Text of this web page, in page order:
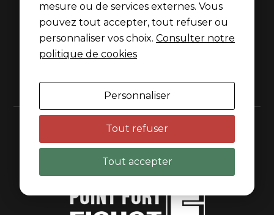
04 37 70 62 55
contact@axxess-fermetures.com
Horaires
Dépannage 7j/7 sur appel
mesure ou de services externes. Vous
pouvez tout accepter, tout refuser ou
personnaliser vos choix. Consulter notre
politique de cookies
Personnaliser
Tout refuser
Tout accepter